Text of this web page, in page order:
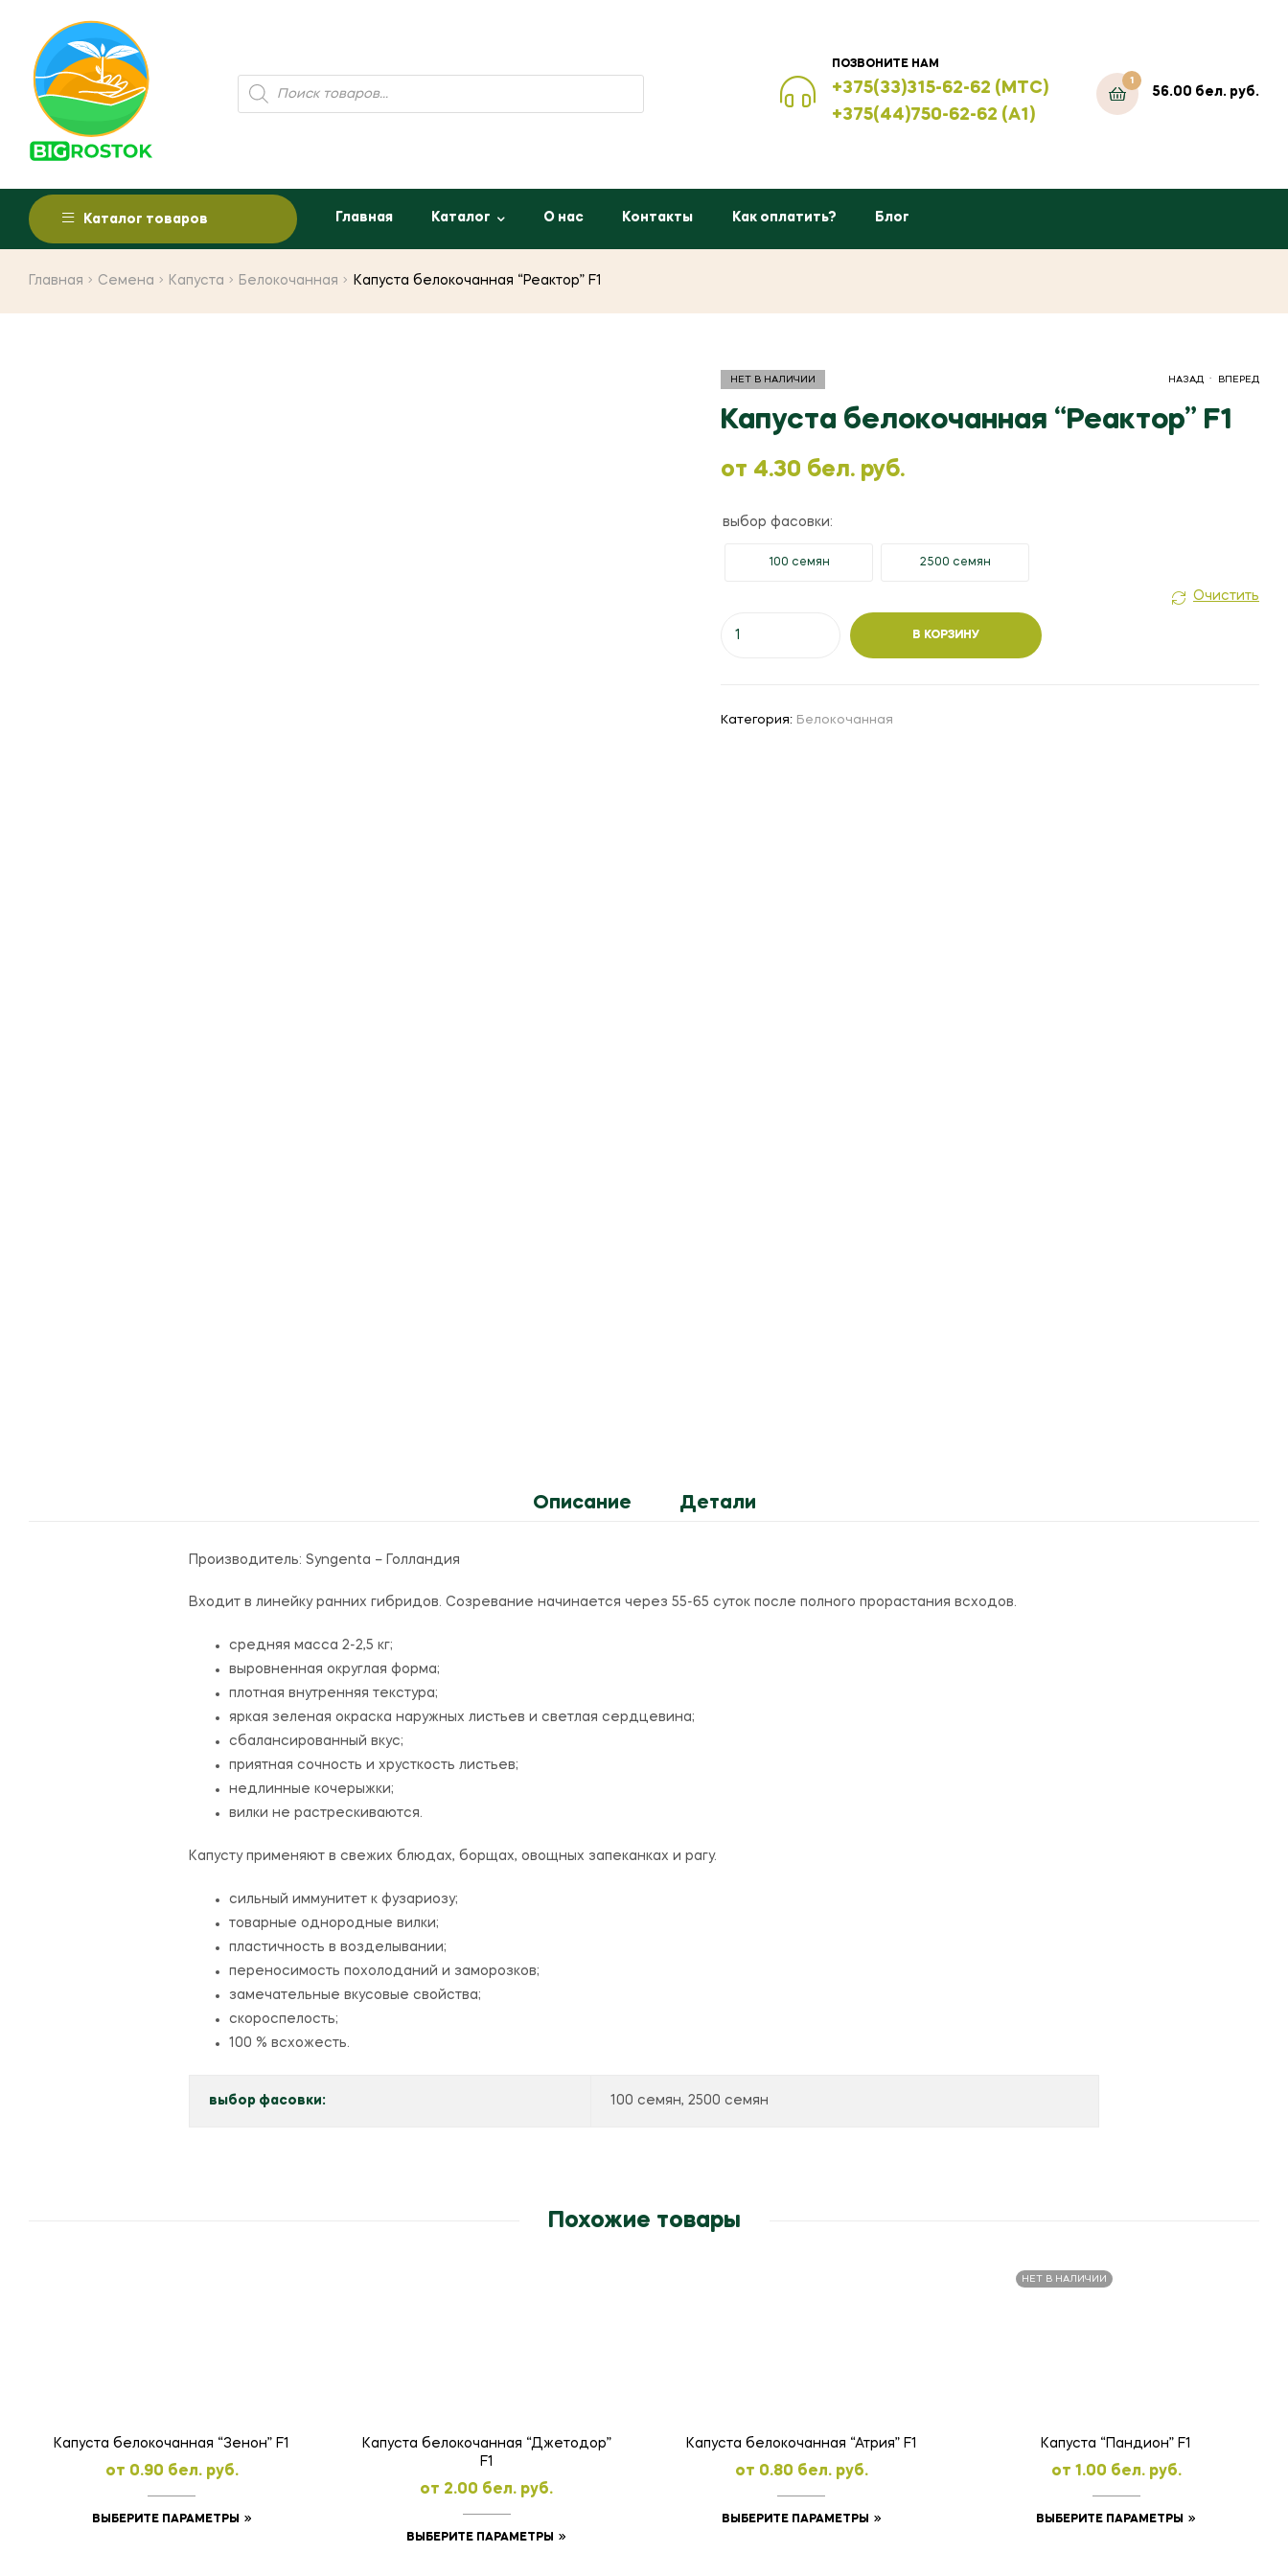
Поиск
товаров
ПОЗВОНИТЕ НАМ
+375(33)315-62-62 (МТС)
+375(44)750-62-62 (А1)
1
56.00 бел. руб.
Каталог товаров Главная Каталог О нас Контакты Как оплатить? Блог
Главная Семена Капуста Белокочанная Капуста белокочанная “Реактор” F1
НАЗАД ВПЕРЕД
НЕТ В НАЛИЧИИ
Капуста белокочанная “Реактор” F1
oт 4.30 бел. руб.
выбор фасовки:
100 семян 2500 семян
Очистить
"Реактор"
В КОРЗИНУ
Категория: Белокочанная
Описание Детали
Производитель: Syngenta – Голландия
Входит в линейку ранних гибридов. Созревание начинается через 55-65 суток после полного прорастания всходов.
средняя масса 2-2,5 кг;
выровненная округлая форма;
плотная внутренняя текстура;
яркая зеленая окраска наружных листьев и светлая сердцевина;
сбалансированный вкус;
приятная сочность и хрусткость листьев;
недлинные кочерыжки;
вилки не растрескиваются.
Капусту применяют в свежих блюдах, борщах, овощных запеканках и рагу.
сильный иммунитет к фузариозу;
товарные однородные вилки;
пластичность в возделывании;
переносимость похолоданий и заморозков;
замечательные вкусовые свойства;
скороспелость;
100 % всхожесть.
выбор фасовки: 100 семян, 2500 семян
Похожие товары
Капуста белокочанная “Зенон” F1
oт 0.90 бел. руб.
ВЫБЕРИТЕ ПАРАМЕТРЫ
Этот
Капуста белокочанная “Джетодор”
F1
oт 2.00 бел. руб.
ВЫБЕРИТЕ ПАРАМЕТРЫ
Капуста белокочанная “Атрия” F1
oт 0.80 бел. руб.
ВЫБЕРИТЕ ПАРАМЕТРЫ
Этот
НЕТ В НАЛИЧИИ
Капуста “Пандион” F1
oт 1.00 бел. руб.
ВЫБЕРИТЕ ПАРАМЕТРЫ